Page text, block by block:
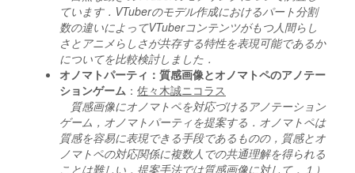
ています．VTuberのモデル作成におけるパート分割
数の違いによってVTuberコンテンツがもつ人間らし
さとアニメらしさが共存する特性を表現可能であるか
についてを比較検討しました．
オノマトパーティ：質感画像とオノマトペのアノテー
ションゲーム ： 佐々木誠ニコラス
質感画像にオノマトペを対応づけるアノテーション
ゲーム，オノマトパーティを提案する．オノマトペは
質感を容易に表現できる手段であるものの，質感とオ
ノマトペの対応関係に複数人での共通理解を得られる
ことは難しい．提案手法では質感画像に対して，１）